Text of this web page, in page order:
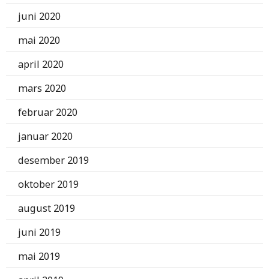
juni 2020
mai 2020
april 2020
mars 2020
februar 2020
januar 2020
desember 2019
oktober 2019
august 2019
juni 2019
mai 2019